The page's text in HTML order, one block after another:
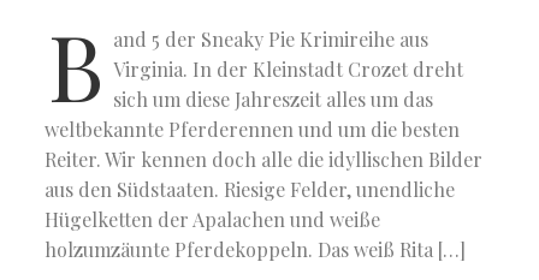
B and 5 der Sneaky Pie Krimireihe aus
Virginia. In der Kleinstadt Crozet dreht
sich um diese Jahreszeit alles um das
weltbekannte Pferderennen und um die besten
Reiter. Wir kennen doch alle die idyllischen Bilder
aus den Südstaaten. Riesige Felder, unendliche
Hügelketten der Apalachen und weiße
holzumzäunte Pferdekoppeln. Das weiß Rita […]